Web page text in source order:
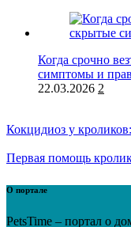
Когда срочно
симптомы и
22.03.2026 2
Кокцидиоз у
Первая помощь
О портале
PetsTime – портал о